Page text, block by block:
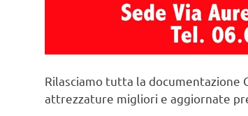
Rilasciamo tutta la documentazione
attrezzature migliori e aggiornate